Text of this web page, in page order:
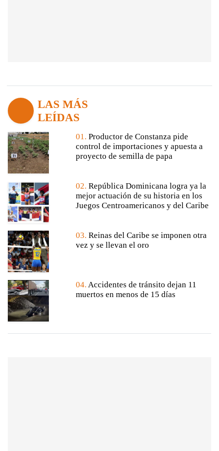
LAS MÁS
LEÍDAS
01. Productor de Constanza pide
control de importaciones y apuesta a
proyecto de semilla de papa
02. República Dominicana logra ya la
mejor actuación de su historia en los
Juegos Centroamericanos y del Caribe
03. Reinas del Caribe se imponen otra
vez y se llevan el oro
04. Accidentes de tránsito dejan 11
muertos en menos de 15 días